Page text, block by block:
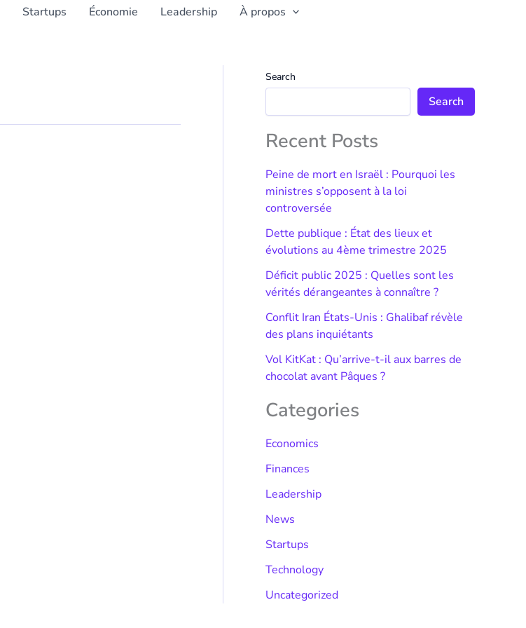
Startups Économie Leadership À propos
Search
Search
Recent Posts
Peine de mort en Israël : Pourquoi les
ministres s’opposent à la loi
controversée
Dette publique : État des lieux et
évolutions au 4ème trimestre 2025
Déficit public 2025 : Quelles sont les
vérités dérangeantes à connaître ?
Conflit Iran États-Unis : Ghalibaf révèle
des plans inquiétants
Vol KitKat : Qu’arrive-t-il aux barres de
chocolat avant Pâques ?
Categories
Economics
Finances
Leadership
News
Startups
Technology
Uncategorized